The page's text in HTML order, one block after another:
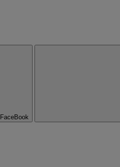
FaceBook